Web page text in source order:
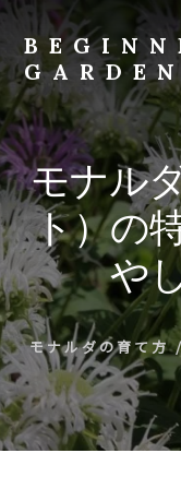
Skip
content
GARDEN
植
物
の
種
類
や
育
て
方
の
紹
介
を
行
モナル
ト）の
や
モナルダの育て方/